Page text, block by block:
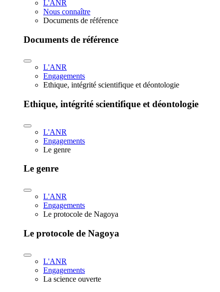
L'ANR
Nous connaître
Documents de référence
Documents de référence
L'ANR
Engagements
Ethique, intégrité scientifique et déontologie
Ethique, intégrité scientifique et déontologie
L'ANR
Engagements
Le genre
Le genre
L'ANR
Engagements
Le protocole de Nagoya
Le protocole de Nagoya
L'ANR
Engagements
La science ouverte